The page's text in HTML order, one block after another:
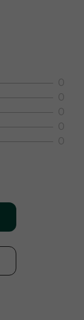
0
0
0
0
0